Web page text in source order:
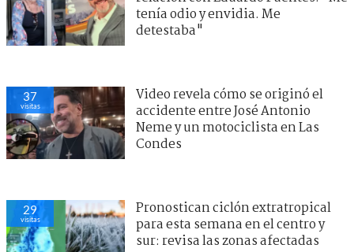
tenía odio y envidia. Me
detestaba"
37
visitas
Video revela cómo se originó el
accidente entre José Antonio
Neme y un motociclista en Las
Condes
29
visitas
Pronostican ciclón extratropical
para esta semana en el centro y
sur: revisa las zonas afectadas